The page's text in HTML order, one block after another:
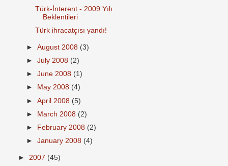
Türk-İnterent - 2009 Yılı
Beklentileri
Türk ihracatçısı yandı!
►August 2008 (3)
►July 2008 (2)
►June 2008 (1)
►
May 2008 (4)
►April 2008 (5)
► March 2008 (2)
►
February 2008 (2)
►January 2008 (4)
► 2007 (45)